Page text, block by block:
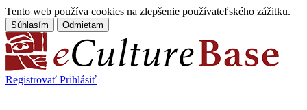
Tento web používa cookies na zlepšenie používateľského zážitku.
Súhlasím Odmietam
Registrovať Prihlásiť